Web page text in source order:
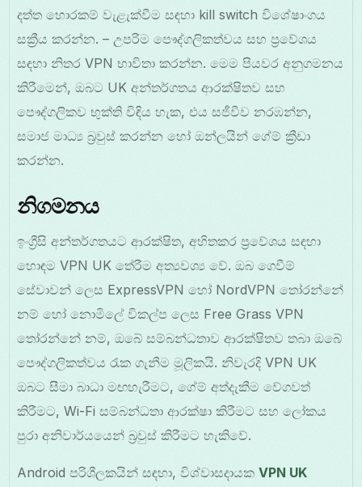
දත්ත හොරකම් වැළැක්වීම සඳහා kill switch විශේෂාංගය
සක්‍රීය කරන්න. – උපරිම පෞද්ගලිකත්වය සහ ප්‍රවේශය
සඳහා නිතර VPN භාවිතා කරන්න. මෙම පියවර අනුගමනය
කිරීමෙන්, ඔබට UK අන්තර්ගතය ආරක්ෂිතව සහ
පෞද්ගලිකව භුක්ති විඳිය හැක, එය සජීවීව නරඹන්න,
සමාජ මාධ්‍ය බ්‍රවුස් කරන්න හෝ ඔන්ලයින් ගේම් ක්‍රීඩා
කරන්න.
නිගමනය
ඉංග්‍රීසි අන්තර්ගතයට ආරක්ෂිත, අහිතකර ප්‍රවේශය සඳහා
හොඳම VPN UK තේරීම අත්‍යවශ්‍ය වේ. ඔබ ගෙවීම්
සේවාවන් ලෙස ExpressVPN හෝ NordVPN තෝරන්නේ
නම් හෝ නොමිලේ විකල්ප ලෙස Free Grass VPN
තෝරන්නේ නම්, ඔබේ සම්බන්ධතාව ආරක්ෂිතව තබා ඔබේ
පෞද්ගලිකත්වය රැක ගැනීම මූලිකයි. නිවැරදි VPN UK
ඔබට සීමා බාධා මඟහැරීමට, ගේම් අත්දැකීම වේගවත්
කිරීමට, Wi-Fi සම්බන්ධතා ආරක්ෂා කිරීමට සහ ලෝකය
පුරා අනිවාර්යයෙන් බ්‍රවුස් කිරීමට හැකිවේ.
Android පරිශීලකයින් සඳහා, විශ්වාසදායකVPN UK